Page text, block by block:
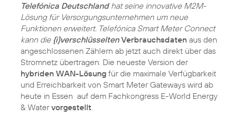
Telefónica Deutschlandhat seine innovative M2M-
Lösung für Versorgungsunternehmen um neue
Funktionen erweitert. Telefónica Smart Meter Connect
kann die {i}verschlüsseltenVerbrauchsdaten aus den
angeschlossenen Zählern ab jetzt auch direkt über das
Stromnetz übertragen. Die neueste Version der
hybriden WAN-Lösung für die maximale Verfügbarkeit
und Erreichbarkeit von Smart Meter Gateways wird ab
heute in Essen auf dem Fachkongress E-World Energy
& Watervorgestellt.